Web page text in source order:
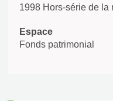
1998 Hors-série de la
Espace
Fonds patrimonial